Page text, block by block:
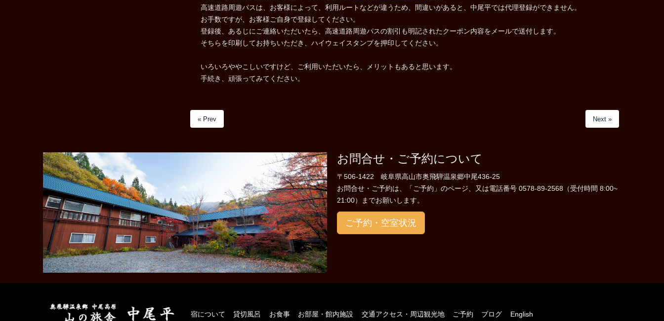
高速道路周遊パスは、お客様によって、利用ルートなどが違うため、間違いがあると、中尾平では代理登録ができません。
お手数ですが、お客様ご自身で登録してください。
登録後、あるじにご連絡いただいたら、高速道路周遊パスの割引も明記されたクーポン内容をメールで送付します。
そちらを印刷してお持ちいただき、ハイウェイスタンプを押印してください。
いろいろややこしいですけど、ご利用いただいたら、メリットもあると思います。
手続き、頑張ってみてください。
« Prev Next »
お問合せ・ご予約について
〒506-1422 岐阜県高山市奥飛騨温泉郷中尾436-25
お問合せ・ご予約は、「ご予約」のページ、又は電話番号 0578-89-2568（受付時間 8:00~
21:00）までお願いします。
ご予約・空室状況
宿について 貸切風呂 お食事 お部屋・館内施設 交通アクセス・周辺観光地 ご予約 ブログ English